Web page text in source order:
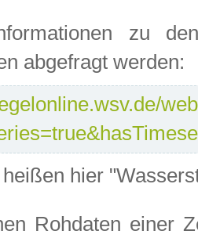
zu
abgefragt werden:
hier
Rohdaten einer